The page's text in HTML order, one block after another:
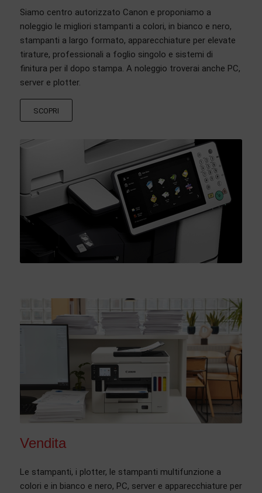
Siamo centro autorizzato Canon e proponiamo a
noleggio le migliori stampanti a colori, in bianco e nero,
stampanti a largo formato, apparecchiature per elevate
tirature, professionali a foglio singolo e sistemi di
finitura per il dopo stampa. A noleggio troverai anche PC,
server e plotter.
SCOPRI
Vendita
Le stampanti, i plotter, le stampanti multifunzione a
colori e in bianco e nero, PC, server e apparecchiature per